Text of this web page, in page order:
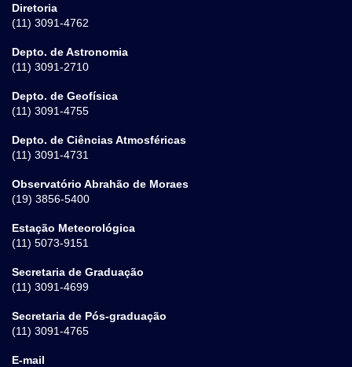
Diretoria
(11) 3091-4762
Depto. de Astronomia
(11) 3091-2710
Depto. de Geofísica
(11) 3091-4755
Depto. de Ciências Atmosféricas
(11) 3091-4731
Observatório Abrahão de Moraes
(19) 3856-5400
Estação Meteorológica
(11) 5073-9151
Secretaria de Graduação
(11) 3091-4699
Secretaria de Pós-graduação
(11) 3091-4765
E-mail